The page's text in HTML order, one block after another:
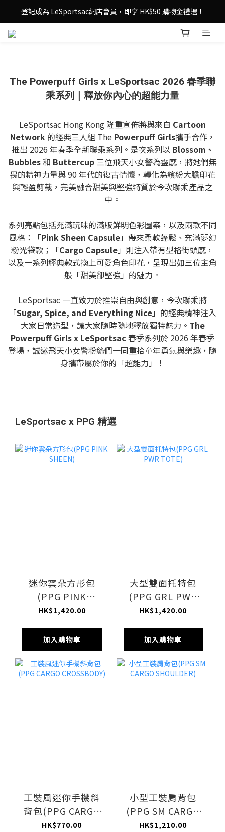
登記成為 LeSportsac網店會員，即享 HK$50 購物金禮遇！
登記成為 LeSportsac網店會員，即享 HK$50 購物金禮遇！
滿 $800尊享港澳免費送貨，購物從此更輕鬆自在！
The Powerpuff Girls x LeSportsac 2026 春季聯
乘系列｜釋放你內心的超能力量
LeSportsac Hong Kong 隆重宣佈將與來自 Cartoon
Network的經典三人組 The Powerpuff Girls攜手合作，
推出 2026 年春季全新聯乘系列。是次系列以 Blossom、
Bubbles和 Buttercup 三位飛天小女警為靈感，將她們無
畏的精神力量與 90 年代的復古情懷，轉化為繽紛大膽印花
與輕盈剪裁，完美融合甜美與堅強特質於今次聯乘產品之
中。
系列亮點包括充滿玩味的滿版鮮明色彩圖案，以及兩款不同
風格：「Pink Sheen Capsule」帶來柔軟蓬鬆、充滿夢幻
粉光袋款；「Cargo Capsule」則注入帶有型格街頭感，
以及一系列經典款式換上可愛角色印花，呈現出如三位主角
般「甜美卻堅強」的魅力。
LeSportsac 一直致力於推崇自由與創意，今次聯乘將
「Sugar, Spice, and Everything Nice」的經典精神注入
大家日常造型，讓大家隨時隨地釋放獨特魅力。 The
Powerpuff Girls x LeSportsac 春季系列於 2026 年春季
登場，誠邀飛天小女警粉絲們一同重拾童年勇氣與樂趣，隨
身攜帶屬於你的「超能力」！
LeSportsac x PPG 精選
迷你雲朵方形包
(PPG PINK
SHEEN)
HK$1,420.00
加入購物車
大型雙面托特包
(PPG GRL PWR
TOTE)
HK$1,420.00
加入購物車
工裝風迷你手機斜
背包(PPG CARGO
CROSSBODY)
HK$770.00
小型工裝肩背包
(PPG SM CARGO
SHOULDER)
HK$1,210.00